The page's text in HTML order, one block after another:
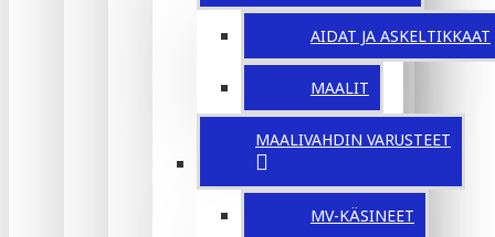
AIDAT JA ASKELTIKKAAT
MAALIT
MAALIVAHDIN VARUSTEET
MV-KÄSINEET